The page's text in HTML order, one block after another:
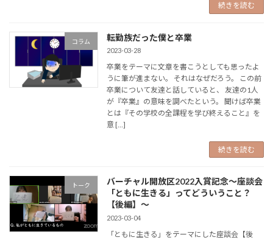
続きを読む
コラム 転勤族だった僕と卒業
2023-03-28
卒業をテーマに文章を書こうとしても思ったよ
うに筆が進まない。 それはなぜだろう。 この前
卒業について友達と話していると、 友達の1人
が『卒業』の意味を調べたという。 聞けば卒業
とは『その学校の全課程を学び終えること』を
意 […]
続きを読む
トーク
バーチャル開放区2022入賞記念〜座談会
「ともに生きる」ってどういうこと？
【後編】〜
2023-03-04
「ともに生きる」をテーマにした座談会【後